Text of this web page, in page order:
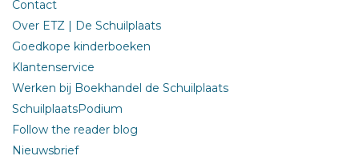
Contact
Over ETZ | De Schuilplaats
Goedkope kinderboeken
Klantenservice
Werken bij Boekhandel de Schuilplaats
SchuilplaatsPodium
Follow the reader blog
Nieuwsbrief